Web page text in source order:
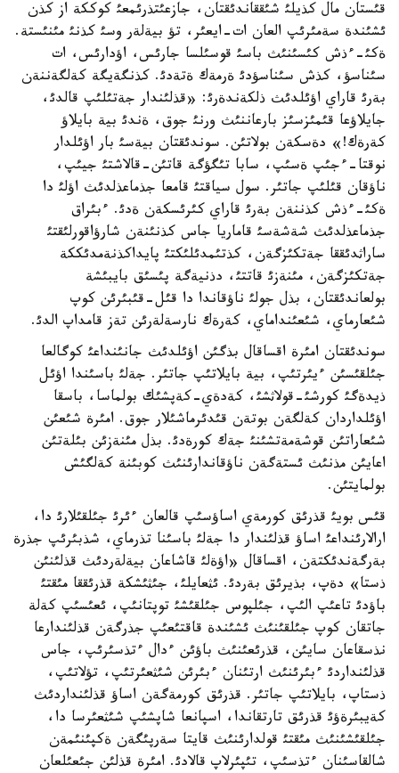
قئستان مال كذيلئ شئققاندئقتان، جازعئتذرئمعئ كوككة از كذن
ئشئندة سةمئرئپ العان ات-ايعئر، تؤ بيةلةر وسئ كذنئ مئنئستة.
ةكئ-ءذش كئسئنئث باسئ قوسئلسا جارئس، اؤدارئس، ات
سئناسؤ، كذش سئناسؤدئ ةرمةك ةتةدئ. كذنگةيگة كةلگةننةن
بةرئ قاراي اؤئلدئث ذلكةندةرئ: «قذلئندار جةتئلئپ قالدئ،
جايلاؤعا قئمئزسئز بارعاننئث ورنئ جوق، ةندئ بية بايلاؤ
كةرةك!» دةسكةن بولاتئن. سوندئقتان بيةسئ بار اؤئلدار
نوقتا-ءجئپ ةسئپ، سابا تئگؤگة قاتئن-قالاشتئ جيئپ،
ناؤقان قئلئپ جاتئر. سول سياقتئ قامعا جذماعذلدئث اؤلئ دا
ةكئ-ءذش كذننةن بةرئ قاراي كئرئسكةن ةدئ. ءبئراق
جذماعذلدئث شةشةسئ قاماريا جاس كذنئنةن شارؤاقورلئقتئ
ساراثدئققا جةتكئزگةن، كذتئمدئلئكتئ پايداكذنةمدئككة
جةتكئزگةن، مئنةزئ قاتتئ، دذنيةگة پئسئق بايبئشة
بولعاندئقتان، بذل جولئ ناؤقاندا دا قئل-قئبئرئن كوپ
شئعارماي، شئعئنداماي، كةرةك نارسةلةرئن تةز قامداپ الدئ.
سوندئقتان امئرة اقساقال بذگئن اؤئلدئث جانئنداعئ كوگالعا
جئلقئسئن ءيئرتئپ، بية بايلاتئپ جاتئر. جةلئ باسئندا اؤئل
ذيدةگئ كورشئ-قولاثشئ، كةدةي-كةپشئك بولماسا، باسقا
اؤئلداردان كةلگةن بوتةن قئدئرماشئلار جوق. امئرة شئعئن
شئعاراتئن قوشةمةتشئنئ جةك كورةدئ. بذل مئنةزئن بئلةتئن
اعايئن مذنئث ئستةگةن ناؤقاندارئنئث كوبئنة كةلگئش
بولمايتئن.
قئس بويئ قذرئق كورمةي اساؤسئپ قالعان ءئرئ جئلقئلارئ دا،
ارالارئنداعئ اساؤ قذلئندار دا جةلئ باسئنا تذرماي، شذبئرئپ جذرة
بةرگةندئكتةن، اقساقال «اؤةلئ قاشاعان بيةلةردئث قذلئنئن
ذستا» دةپ، بذيرئق بةردئ. ئثعايلئ، جئثئشكة قذرئققا مئقتئ
باؤدئ تاعئپ الئپ، جئلپوس جئلقئشئ توپتانئپ، ئعئسئپ كةلة
جاتقان كوپ جئلقئنئث ئشئندة قاقتئعئپ جذرگةن قذلئندارعا
نذسقاعان سايئن، قذرئعئنئث باؤئن ءدال ءتذسئرئپ، جاس
قذلئنداردئ ءبئرئنئث ارتئنان ءبئرئن شئثعئرتئپ، تؤلاتئپ،
ذستاپ، بايلاتئپ جاتئر. قذرئق كورمةگةن اساؤ قذلئنداردئث
كةيبئرةؤئ قذرئق تارتقاندا، اسپانعا شاپشئپ شئثعئرسا دا،
جئلقئشئنئث مئقتئ قولدارئنئث قايتا سةرپئگةن ةكپئنئمةن
شالقاسئنان ءتذسئپ، تئپئرلاپ قالادئ. امئرة قذلئن جئعئلعان